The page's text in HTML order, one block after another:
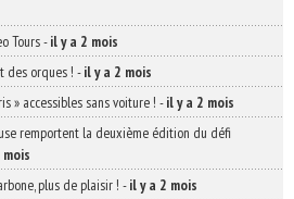
Tours-il y a 2 mois
des orques ! -il y a 2 mois
» accessibles sans voiture ! -il y a 2 mois
remportent la deuxième édition du défi
plus de plaisir ! -il y a 2 mois